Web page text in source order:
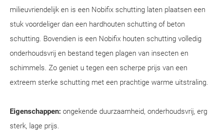
milieuvriendelijk en is een Nobifix schutting laten plaatsen een
stuk voordeliger dan een hardhouten schutting of beton
schutting. Bovendien is een Nobifix houten schutting volledig
onderhoudsvrij en bestand tegen plagen van insecten en
schimmels. Zo geniet u tegen een scherpe prijs van een
extreem sterke schutting met een prachtige warme uitstraling.
Eigenschappen: ongekende duurzaamheid, onderhoudsvrij, erg
sterk, lage prijs.